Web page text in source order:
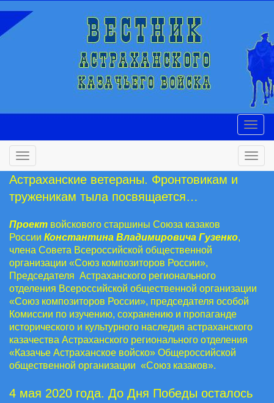
Астраханские ветераны. Фронтовикам и
труженикам тыла посвящается…
Проект войскового старшины Союза казаков
России Константина Владимировича Гузенко,
члена Совета Всероссийской общественной
организации «Союз композиторов России»,
Председателя Астраханского регионального
отделения Всероссийской общественной организации
«Союз композиторов России», председателя особой
Комиссии по изучению, сохранению и пропаганде
исторического и культурного наследия астраханского
казачества Астраханского регионального отделения
«Казачье Астраханское войско» Общероссийской
общественной организации «Союз казаков».
4 мая 2020 года. До Дня Победы осталось